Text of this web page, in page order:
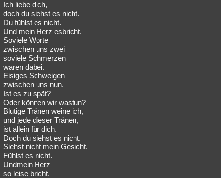
Ich liebe dich,
doch du siehst es nicht.
Du fühlst es nicht.
Und mein Herz esbricht.
Soviele Worte
zwischen uns zwei
soviele Schmerzen
waren dabei.
Eisiges Schweigen
zwischen uns nun.
Ist es zu spät?
Oder können wir wastun?
Blutige Tränen weine ich,
und jede dieser Tränen,
ist allein für dich.
Doch du siehst es nicht.
Siehst nicht mein Gesicht.
Fühlst es nicht.
Undmein Herz
so leise bricht.